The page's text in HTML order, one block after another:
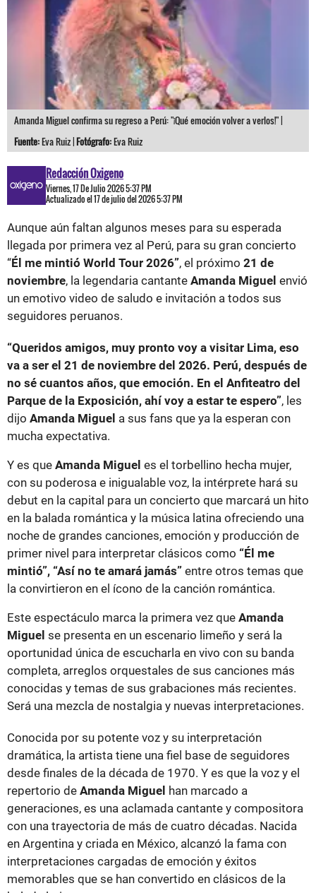
Amanda Miguel confirma su regreso a Perú: "¡Qué emoción volver a verlos!" |
Fuente:Eva Ruiz |Fotógrafo:Eva Ruiz
Redacción Oxigeno
Viernes, 17 De Julio 2026 5:37 PM
Actualizado el 17 de julio del 2026 5:37 PM
Aunque aún faltan algunos meses para su esperada
llegada por primera vez al Perú, para su gran concierto
“Él me mintió World Tour 2026”, el próximo 21 de
noviembre, la legendaria cantante Amanda Miguel envió
un emotivo video de saludo e invitación a todos sus
seguidores peruanos.
“Queridos amigos, muy pronto voy a visitar Lima, eso
va a ser el 21 de noviembre del 2026. Perú, después de
no sé cuantos años, que emoción. En el Anfiteatro del
Parque de la Exposición, ahí voy a estar te espero”, les
dijo Amanda Miguel a sus fans que ya la esperan con
mucha expectativa.
Y es que Amanda Miguel es el torbellino hecha mujer,
con su poderosa e inigualable voz, la intérprete hará su
debut en la capital para un concierto que marcará un hito
en la balada romántica y la música latina ofreciendo una
noche de grandes canciones, emoción y producción de
primer nivel para interpretar clásicos como “Él me
mintió”, “Así no te amará jamás” entre otros temas que
la convirtieron en el ícono de la canción romántica.
Este espectáculo marca la primera vez que Amanda
Miguel se presenta en un escenario limeño y será la
oportunidad única de escucharla en vivo con su banda
completa, arreglos orquestales de sus canciones más
conocidas y temas de sus grabaciones más recientes.
Será una mezcla de nostalgia y nuevas interpretaciones.
Conocida por su potente voz y su interpretación
dramática, la artista tiene una fiel base de seguidores
desde finales de la década de 1970. Y es que la voz y el
repertorio de Amanda Miguel han marcado a
generaciones, es una aclamada cantante y compositora
con una trayectoria de más de cuatro décadas. Nacida
en Argentina y criada en México, alcanzó la fama con
interpretaciones cargadas de emoción y éxitos
memorables que se han convertido en clásicos de la